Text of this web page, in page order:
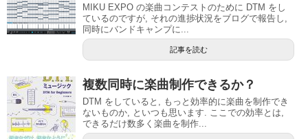
MIKU EXPO の楽曲コンテストのために DTM をし
ているのですが, それの進捗状況をブログで報告し,
同時にバンドキャンプに...
記事を読む
複数同時に楽曲制作できるか？
DTM をしていると, もっと効率的に楽曲を制作でき
ないものか, といつも思います. ここでの効率とは,
できるだけ数多く楽曲を制作...